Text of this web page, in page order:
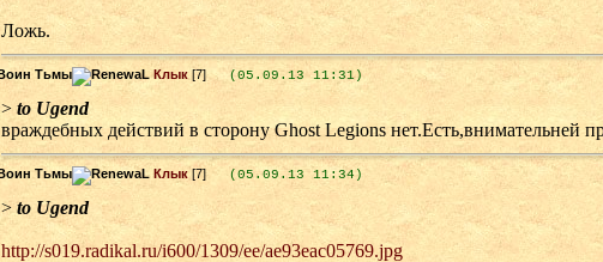
Ложь.
Клык [7] (05.09.13 11:31)
> to Ugend
враждебных действий в сторону Ghost Legions нет.Есть,внимательней
Клык [7] (05.09.13 11:34)
> to Ugend
http://s019.radikal.ru/i600/1309/ee/ae93eac05769.jpg